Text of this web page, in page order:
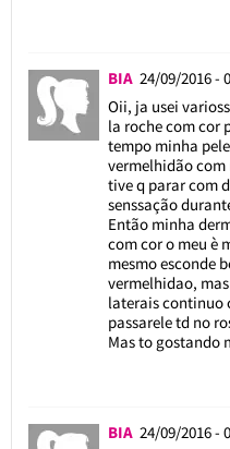
BIA 24/09/2016 -
Oii, ja usei
la roche com cor
tempo minha
vermelhidão com
tive q parar com
senssação
Então minha
com cor o meu è
mesmo esconde
vermelhidao,
laterais continuo
passarele td no
Mas to gostando
BIA 24/09/2016 -